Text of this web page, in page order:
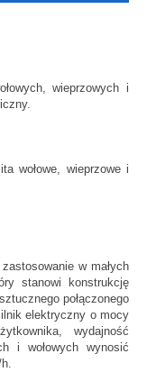
wieprzowych i
wołowe, wieprzowe i
w małych
stanowi konstrukcję
połączonego
elektryczny o mocy
wydajność
i wołowych wynosić